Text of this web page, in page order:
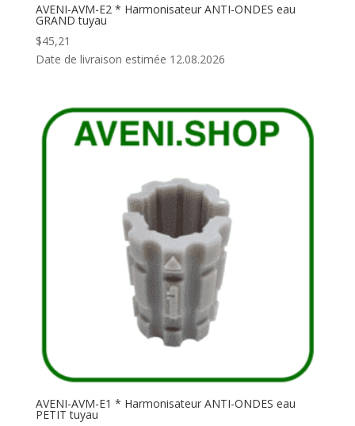
AVENI-AVM-E2 * Harmonisateur ANTI-ONDES eau
GRAND tuyau
$45,21
Date de livraison estimée 12.08.2026
AVENI-AVM-E1 * Harmonisateur ANTI-ONDES eau
PETIT tuyau